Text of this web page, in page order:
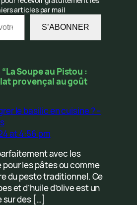
articles par mail
S’ABONNER
Soupe au Pistou :
provençal au goût
le basilic en cuisine ? –
at 4:56 pm
avec les
les pâtes ou comme
du pesto traditionnel. Ce
et d’huile d’olive est un
sur des […]